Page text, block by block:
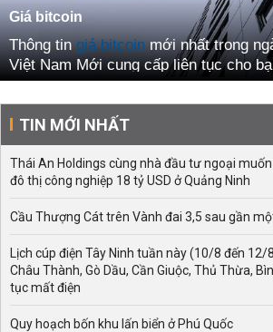
Giá bitcoin
Thông tingiá bitcoinmới nhất trong
Việt Nam Mới cung cấp liên tục cho
ngay tại bên dưới và hướng dẫn một
trọng về bitcoin:
TIN MỚI NHẤT
Thái An Holdings cùng nhà đầu tư ngoại
đô thị công nghiệp 18 tỷ USD ở Quảng Ninh
Cầu Thượng Cát trên Vành đai 3,5 sau gần
Lịch cúp điện Tây Ninh tuần này (10/8 đến 12/
Châu Thành, Gò Dầu, Cần Giuộc, Thủ Thừa,
tục mất điện
Quy hoạch bốn khu lấn biển ở Phú Quốc